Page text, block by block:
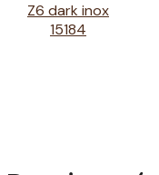
Z6 dark inox
15184